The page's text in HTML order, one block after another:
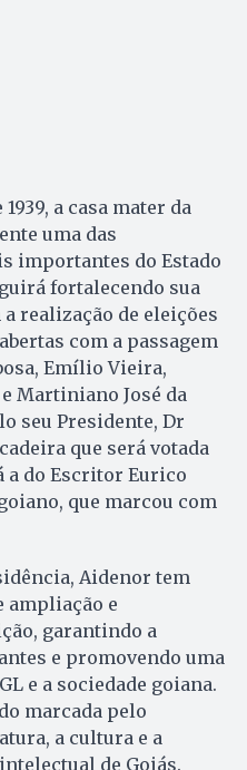
a casa mater da
uma das
importantes do Estado
fortalecendo sua
realização de eleições
com a passagem
Emílio Vieira,
Martiniano José da
seu Presidente, Dr
que será votada
a do Escritor Eurico
que marcou com
Aidenor tem
ampliação e
garantindo a
e promovendo uma
e a sociedade goiana.
marcada pelo
a cultura e a
de Goiás.